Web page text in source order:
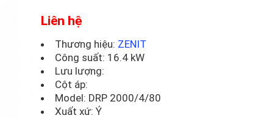
Liên hệ
Thương hiệu: ZENIT
Công suất: 16.4 kW
Lưu lượng:
Cột áp:
Model: DRP 2000/4/80
Xuất xứ: Ý